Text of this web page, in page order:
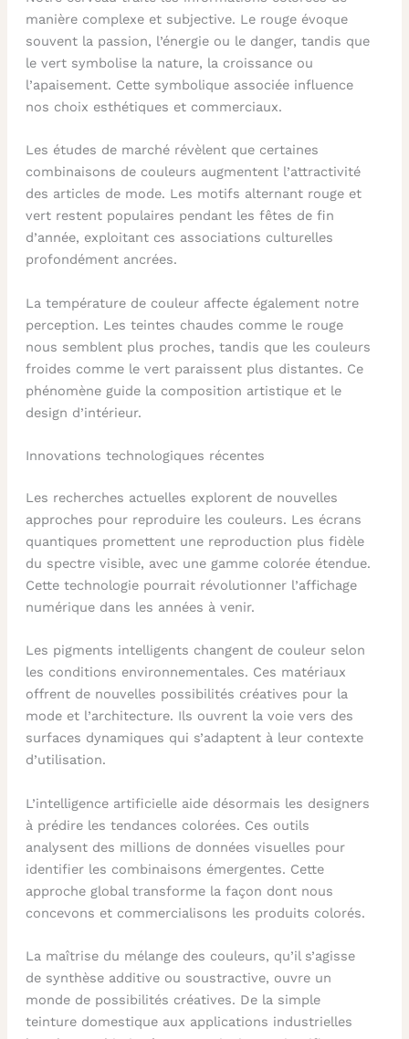
manière complexe et subjective. Le rouge évoque
souvent la passion, l’énergie ou le danger, tandis que
le vert symbolise la nature, la croissance ou
l’apaisement. Cette symbolique associée influence
nos choix esthétiques et commerciaux.
Les études de marché révèlent que certaines
combinaisons de couleurs augmentent l’attractivité
des articles de mode. Les motifs alternant rouge et
vert restent populaires pendant les fêtes de fin
d’année, exploitant ces associations culturelles
profondément ancrées.
La température de couleur affecte également notre
perception. Les teintes chaudes comme le rouge
nous semblent plus proches, tandis que les couleurs
froides comme le vert paraissent plus distantes. Ce
phénomène guide la composition artistique et le
design d’intérieur.
Innovations technologiques récentes
Les recherches actuelles explorent de nouvelles
approches pour reproduire les couleurs. Les écrans
quantiques promettent une reproduction plus fidèle
du spectre visible, avec une gamme colorée étendue.
Cette technologie pourrait révolutionner l’affichage
numérique dans les années à venir.
Les pigments intelligents changent de couleur selon
les conditions environnementales. Ces matériaux
offrent de nouvelles possibilités créatives pour la
mode et l’architecture. Ils ouvrent la voie vers des
surfaces dynamiques qui s’adaptent à leur contexte
d’utilisation.
L’intelligence artificielle aide désormais les designers
à prédire les tendances colorées. Ces outils
analysent des millions de données visuelles pour
identifier les combinaisons émergentes. Cette
approche global transforme la façon dont nous
concevons et commercialisons les produits colorés.
La maîtrise du mélange des couleurs, qu’il s’agisse
de synthèse additive ou soustractive, ouvre un
monde de possibilités créatives. De la simple
teinture domestique aux applications industrielles